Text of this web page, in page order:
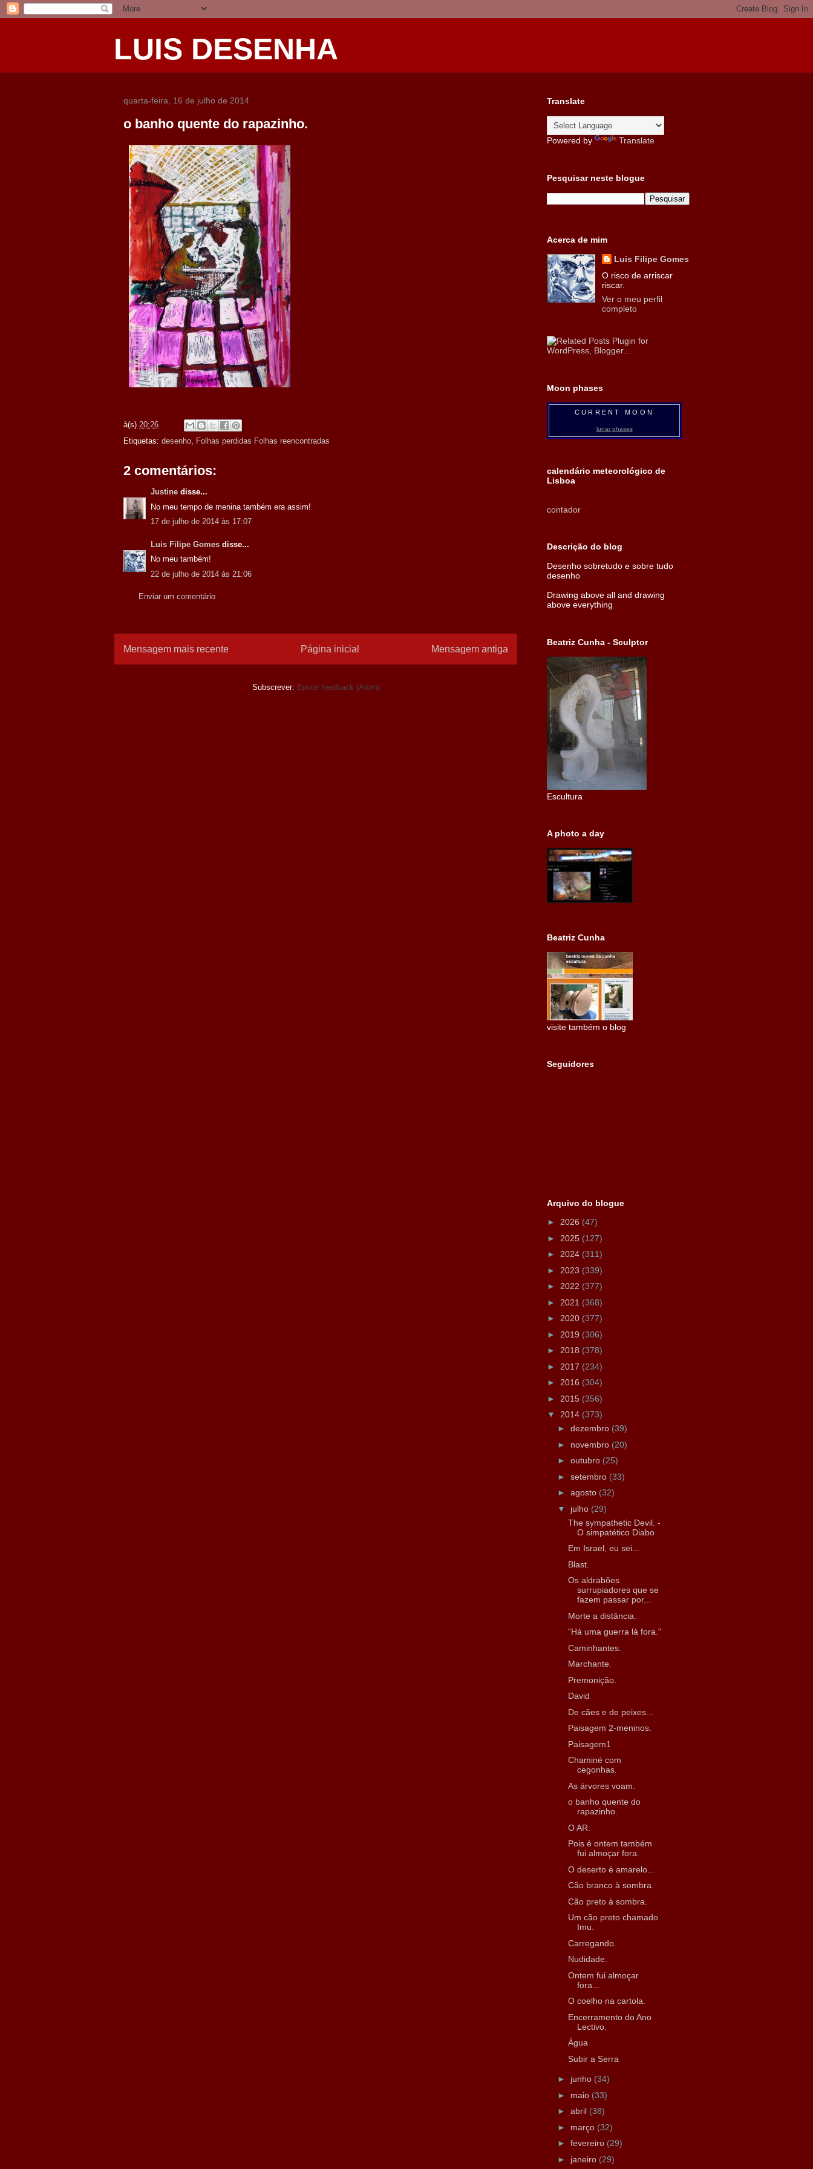
LUIS DESENHA
quarta-feira, 16 de julho de 2014
o banho quente do rapazinho.
à(s) 20:26
Etiquetas: desenho, Folhas perdidas Folhas reencontradas
2 comentários:
Justine disse...
No meu tempo de menina também era assim!
17 de julho de 2014 às 17:07
Luis Filipe Gomes disse...
No meu também!
22 de julho de 2014 às 21:06
Enviar um comentário
Mensagem mais recente Mensagem antiga
Página inicial
Subscrever: Enviar feedback (Atom)
Translate
Powered by Translate
Pesquisar neste blogue
Acerca de mim
Luis Filipe Gomes
O risco de arriscar
riscar.
Ver o meu perfil
completo
Moon phases
CURRENT MOON
lunar phases
calendário meteorológico de
Lisboa
contador
Descrição do blog
Desenho sobretudo e sobre tudo
desenho
Drawing above all and drawing
above everything
Beatriz Cunha - Sculptor
Escultura
A photo a day
Beatriz Cunha
visite também o blog
Seguidores
Arquivo do blogue
► 2026 (47)
► 2025 (127)
► 2024 (311)
► 2023 (339)
► 2022 (377)
► 2021 (368)
► 2020 (377)
► 2019 (306)
► 2018 (378)
► 2017 (234)
► 2016 (304)
► 2015 (356)
▼ 2014 (373)
► dezembro (39)
► novembro (20)
► outubro (25)
► setembro (33)
► agosto (32)
▼ julho (29)
The sympathetic Devil. -
O simpatético Diabo
Em Israel, eu sei...
Blast.
Os aldrabões
surrupiadores que se
fazem passar por...
Morte a distância.
"Há uma guerra lá fora."
Caminhantes.
Marchante.
Premonição.
David
De cães e de peixes...
Paisagem 2-meninos.
Paisagem1
Chaminé com
cegonhas.
As árvores voam.
o banho quente do
rapazinho.
O AR.
Pois é ontem também
fui almoçar fora.
O deserto é amarelo...
Cão branco à sombra.
Cão preto à sombra.
Um cão preto chamado
Imu.
Carregando.
Nudidade.
Ontem fui almoçar
fora...
O coelho na cartola.
Encerramento do Ano
Lectivo.
Água
Subir a Serra
► junho (34)
► maio (33)
► abril (38)
► março (32)
► fevereiro (29)
► janeiro (29)